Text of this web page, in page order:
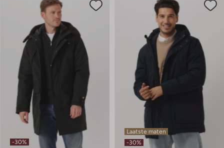
-30%
Laatste maten
-30%